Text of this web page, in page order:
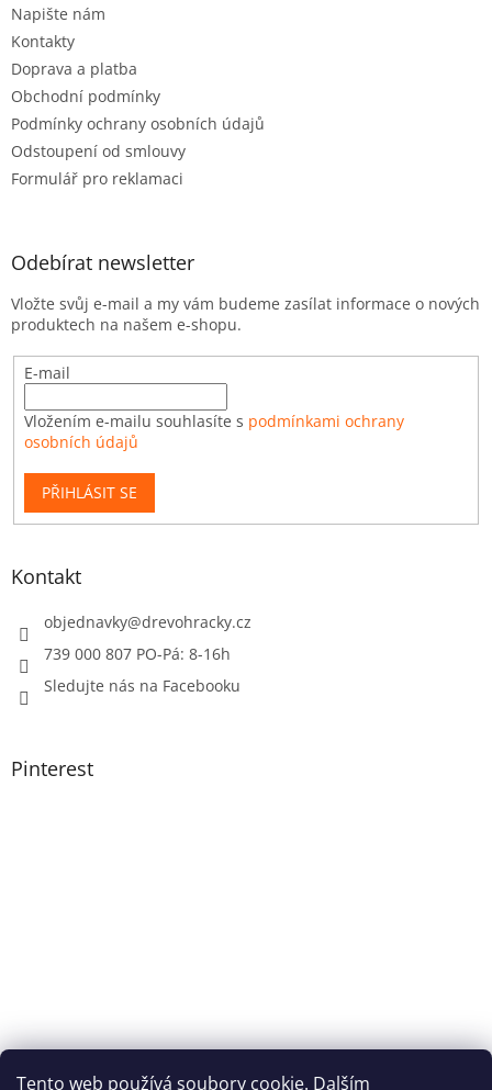
Tento web používá soubory cookie. Dalším
Napište nám
Kontakty
Doprava a platba
Obchodní podmínky
Podmínky ochrany osobních údajů
Odstoupení od smlouvy
Formulář pro reklamaci
Odebírat newsletter
Vložte svůj e-mail a my vám budeme zasílat informace o nových
produktech na našem e-shopu.
E-mail
Vložením e-mailu souhlasíte s podmínkami ochrany
osobních údajů
PŘIHLÁSIT SE
Kontakt
objednavky@drevohracky.cz
739 000 807 PO-Pá: 8-16h
Sledujte nás na Facebooku
Pinterest